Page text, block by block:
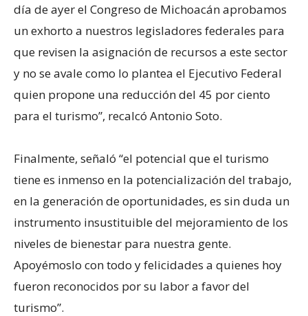
día de ayer el Congreso de Michoacán aprobamos
un exhorto a nuestros legisladores federales para
que revisen la asignación de recursos a este sector
y no se avale como lo plantea el Ejecutivo Federal
quien propone una reducción del 45 por ciento
para el turismo”, recalcó Antonio Soto.
Finalmente, señaló “el potencial que el turismo
tiene es inmenso en la potencialización del trabajo,
en la generación de oportunidades, es sin duda un
instrumento insustituible del mejoramiento de los
niveles de bienestar para nuestra gente.
Apoyémoslo con todo y felicidades a quienes hoy
fueron reconocidos por su labor a favor del
turismo”.